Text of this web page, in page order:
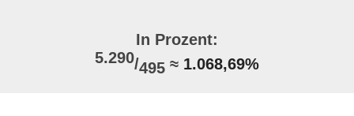
In Prozent:
5.290/495 ≈ 1.068,69%